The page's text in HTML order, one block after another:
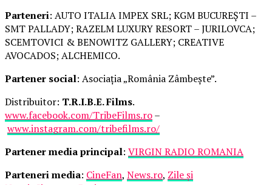
Parteneri: AUTO ITALIA IMPEX SRL; KGM BUCUREȘTI –
SMT PALLADY; RAZELM LUXURY RESORT – JURILOVCA;
SCEMTOVICI & BENOWITZ GALLERY; CREATIVE
AVOCADOS; ALCHEMICO.
Partener social: Asociația „România Zâmbește”.
Distribuitor: T.R.I.B.E. Films.
www.facebook.com/TribeFilms.ro–
www.instagram.com/tribefilms.ro/
Partener media principal: VIRGIN RADIO ROMANIA
Parteneri media: CineFan, News.ro, Zile și